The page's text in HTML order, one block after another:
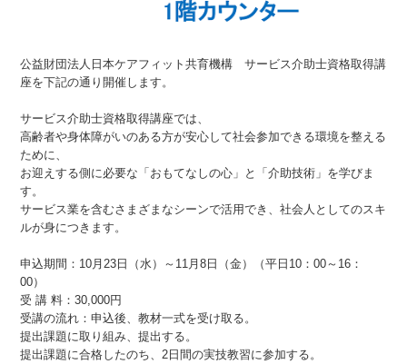
公益財団法人日本ケアフィット共育機構 サービス介助士資格取得講
座を下記の通り開催します。
サービス介助士資格取得講座では、
高齢者や身体障がいのある方が安心して社会参加できる環境を整える
ために、
お迎えする側に必要な「おもてなしの心」と「介助技術」を学びま
す。
サービス業を含むさまざまなシーンで活用でき、社会人としてのスキ
ルが身につきます。
申込期間：10月23日（水）～11月8日（金）（平日10：00～16：
00）
受 講 料：30,000円
受講の流れ：申込後、教材一式を受け取る。
提出課題に取り組み、提出する。
提出課題に合格したのち、2日間の実技教習に参加する。